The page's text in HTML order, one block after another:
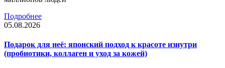
Подробнее
05.08.2026
Подарок для неё: японский подход к красоте изнутри
(пробиотики, коллаген и уход за кожей)